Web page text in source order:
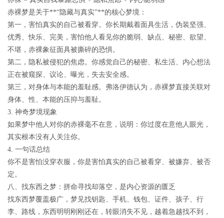
赤裸梦是关于**“隐藏与真实”**的核心梦境：
第一， 害怕真实的自己被看穿。你长期戴着面具生活，伪装坚强、
优秀、快乐、完美，害怕他人看见你的脆弱、缺点、秘密、欲望、
不堪，赤裸象征面具被撕碎的恐惧。
第二， 隐私被侵犯的焦虑。你感觉自己的秘密、私生活、内心想法
正在被窥探、议论、曝光，失去安全感。
第三， 对身体与本能的羞耻感。弗洛伊德认为，赤裸梦直接关联对
身体、性、本能的压抑与羞耻。
3. 神奇梦境现象
如果梦中他人对你的赤裸毫不在意 ，说明： 你过度在意他人眼光，
其实根本没有人关注你。
4. 一句话总结
你不是害怕没穿衣服，你是害怕真实的自己被看穿、被嫌弃、被否
定。
八、找东西之梦：拼命寻找却落空，是内心资源的匮乏
找东西梦覆盖极广，梦见找钥匙、手机、钱包、证件、孩子、行
李、路线，东西明明刚刚还在，转眼消失不见，越着急越找不到，